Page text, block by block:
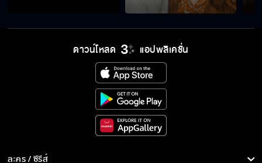
ดาวน์โหลด แอปพลิเคชั่น
ละคร / ซีรีส์